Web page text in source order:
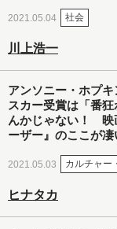
2021.05.04 社会
川上浩一
アンソニー・ホプキ
スカー受賞は「番
んかじゃない！ 映
ーザー』のここが凄
2021.05.03 カルチャー
ヒナタカ